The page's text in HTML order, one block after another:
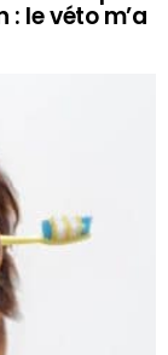
le véto m’a